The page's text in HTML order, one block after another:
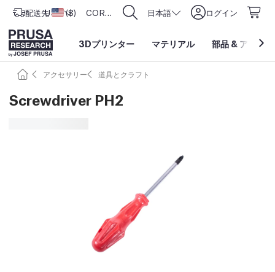
配送先 アメリカ合衆国
USD ($) CORE One L: Now In Stock! 日本語 ログイン
3Dプリンター マテリアル 部品 & アクセ
アクセサリー 道具とクラフト
Screwdriver PH2